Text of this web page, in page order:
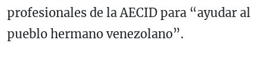
profesionales de la AECID para “ayudar al
pueblo hermano venezolano”.